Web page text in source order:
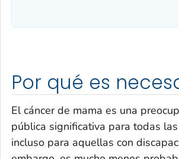
Por qué es
El cáncer de mama es una
pública significativa para todas
incluso para aquellas con